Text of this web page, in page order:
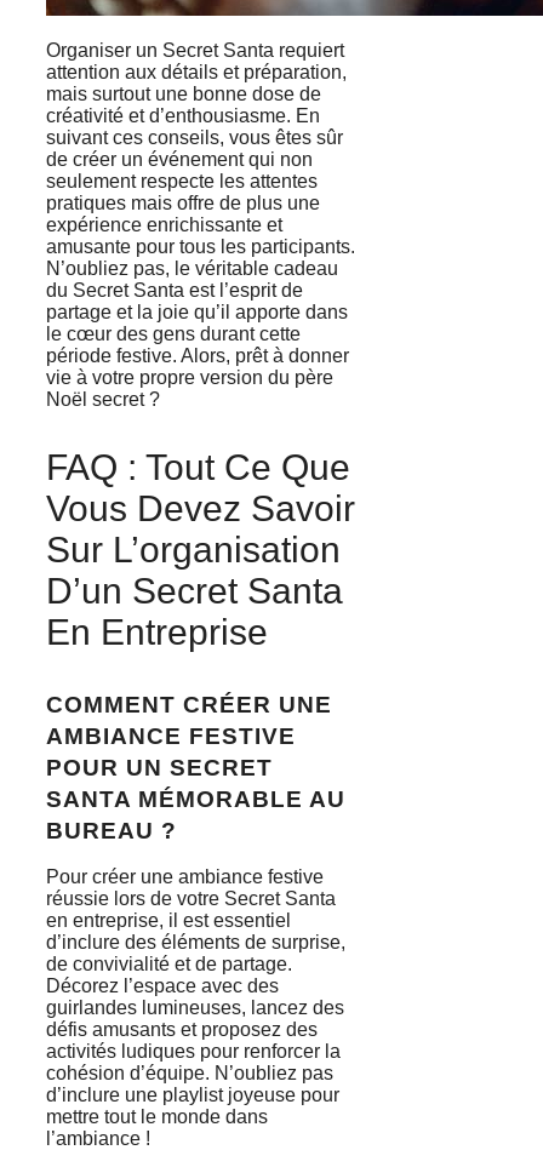
Organiser un Secret Santa requiert
attention aux détails et préparation,
mais surtout une bonne dose de
créativité et d’enthousiasme. En
suivant ces conseils, vous êtes sûr
de créer un événement qui non
seulement respecte les attentes
pratiques mais offre de plus une
expérience enrichissante et
amusante pour tous les participants.
N’oubliez pas, le véritable cadeau
du Secret Santa est l’esprit de
partage et la joie qu’il apporte dans
le cœur des gens durant cette
période festive. Alors, prêt à donner
vie à votre propre version du père
Noël secret ?
FAQ : Tout Ce Que
Vous Devez Savoir
Sur L’organisation
D’un Secret Santa
En Entreprise
COMMENT CRÉER UNE
AMBIANCE FESTIVE
POUR UN SECRET
SANTA MÉMORABLE AU
BUREAU ?
Pour créer une ambiance festive
réussie lors de votre Secret Santa
en entreprise, il est essentiel
d’inclure des éléments de surprise,
de convivialité et de partage.
Décorez l’espace avec des
guirlandes lumineuses, lancez des
défis amusants et proposez des
activités ludiques pour renforcer la
cohésion d’équipe. N’oubliez pas
d’inclure une playlist joyeuse pour
mettre tout le monde dans
l’ambiance !